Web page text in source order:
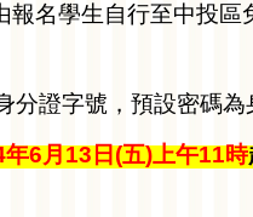
報名學生自行至中投
分證字號，預設密碼
年6月13日(五)上午11時